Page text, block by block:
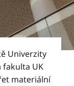
Univerzity
fakulta UK
materiální